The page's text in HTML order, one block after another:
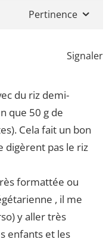
Pertinence
Signaler
du riz demi-
que 50 g de
Cela fait un bon
digèrent pas le riz
formattée ou
, il me
y aller très
enfants et les